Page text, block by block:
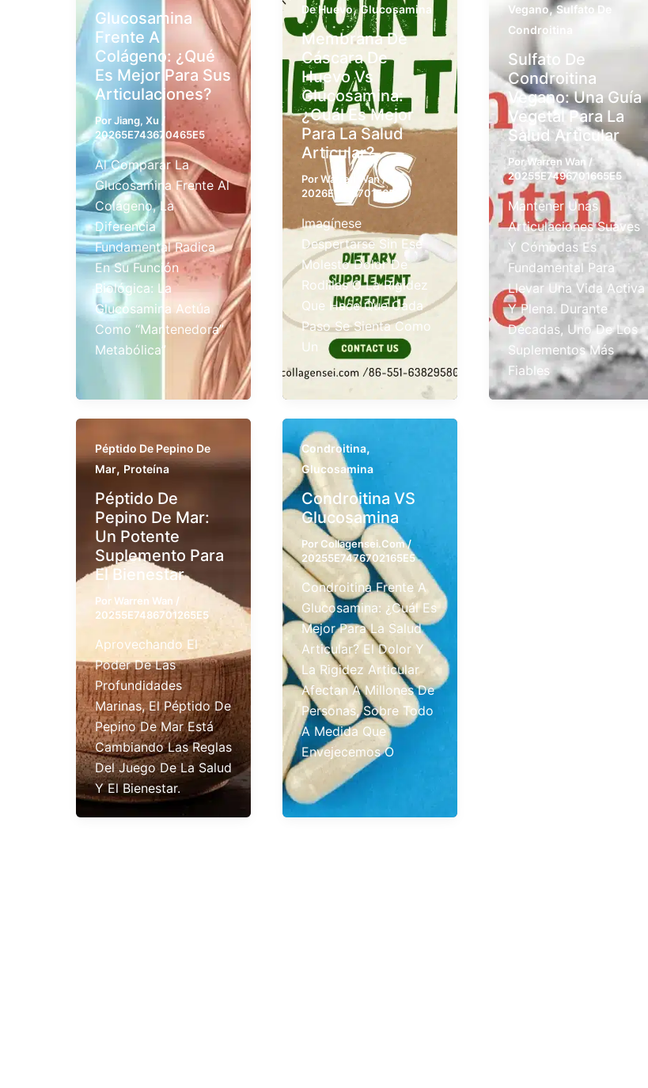
Glucosamina
Frente A
Colágeno: ¿Qué
Es Mejor Para Sus
Articulaciones?
PorJiang, Xu /
20265E743670465E5
Al Comparar La
Glucosamina Frente Al
Colágeno, La
Diferencia
Fundamental Radica
En Su Función
Biológica: La
Glucosamina Actúa
Como “mantenedora”
Metabólica”
De Huevo,Glucosamina
Membrana De
Cáscara De
Huevo Vs
Glucosamina:
¿Cuál Es Mejor
Para La Salud
Articular?
PorWarren Wan/
2026E7416701565E5
Imagínese
Despertarse Sin Ese
Molesto Dolor De
Rodillas O La Rigidez
Que Hace Que Cada
Paso Se Sienta Como
Un
Vegano,Sulfato De
Condroitina
Sulfato De
Condroitina
Vegano: Una Guía
Vegetal Para La
Salud Articular
PorWarren Wan /
20255E7496701665E5
Mantener Unas
Articulaciones Suaves
Y Cómodas Es
Fundamental Para
Llevar Una Vida Activa
Y Plena. Durante
Décadas, Uno De Los
Suplementos Más
Fiables
Péptido De Pepino De
Mar, Proteína
Péptido De
Pepino De Mar:
Un Potente
Suplemento Para
El Bienestar
Por Warren Wan /
20255E7486701265E5
Aprovechando El
Poder De Las
Profundidades
Marinas, El Péptido De
Pepino De Mar Está
Cambiando Las Reglas
Del Juego De La Salud
Y El Bienestar.
Condroitina,
Glucosamina
Condroitina VS
Glucosamina
Por Collagensei.com/
20255E7476702165E5
Condroitina Frente A
Glucosamina: ¿Cuál Es
Mejor Para La Salud
Articular? El Dolor Y
La Rigidez Articular
Afectan A Millones De
Personas, Sobre Todo
A Medida Que
Envejecemos O